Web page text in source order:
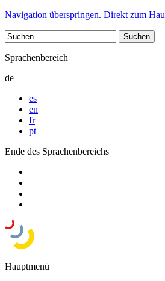
Navigation überspringen. Direkt zum
Sprachenbereich
de
es
en
fr
pt
Ende des Sprachenbereichs
Hauptmenü